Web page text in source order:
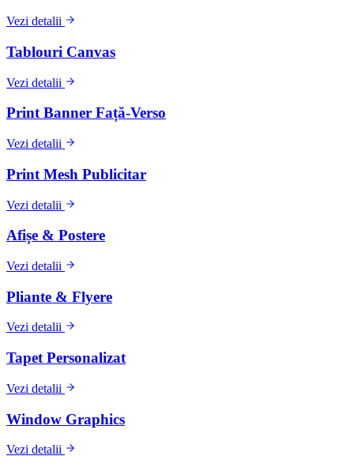
Vezi detalii
Tablouri Canvas
Vezi detalii
Print Banner Față-Verso
Vezi detalii
Print Mesh Publicitar
Vezi detalii
Afișe & Postere
Vezi detalii
Pliante & Flyere
Vezi detalii
Tapet Personalizat
Vezi detalii
Window Graphics
Vezi detalii